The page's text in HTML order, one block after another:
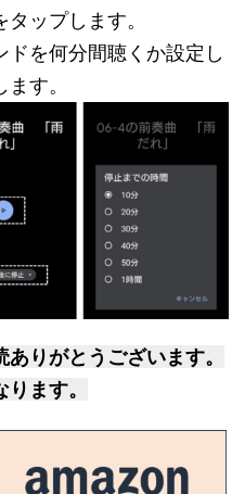
ップします。
ドを何分間聴くか設定し
す。
りがとうございます。
ます。